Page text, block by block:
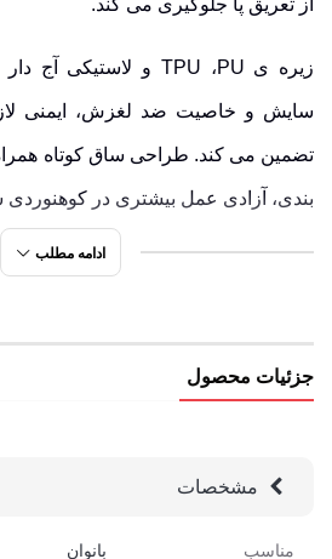
از تعریق پا جلوگیری می کند.
زیره ی TPU ،PU و لاستیکی آج دار
سایش و خاصیت ضد لغزش، ایمنی
تضمین می کند. طراحی ساق کوتاه
بندی، آزادی عمل بیشتری در کوهنوردی
وجود پد محافظ و کفی طبی قابل
کند. این مدل، ترکیبی از دوام، ایمنی و
مناسب برای مسیرهایی که نیازمند ثبات
این کفش را متفاوت می سازند
زیره ی EVA
با خاصیت ارتجاعی و
ادامه مطلب
جزئیات محصول
مشخصات
مناسب
بانوان